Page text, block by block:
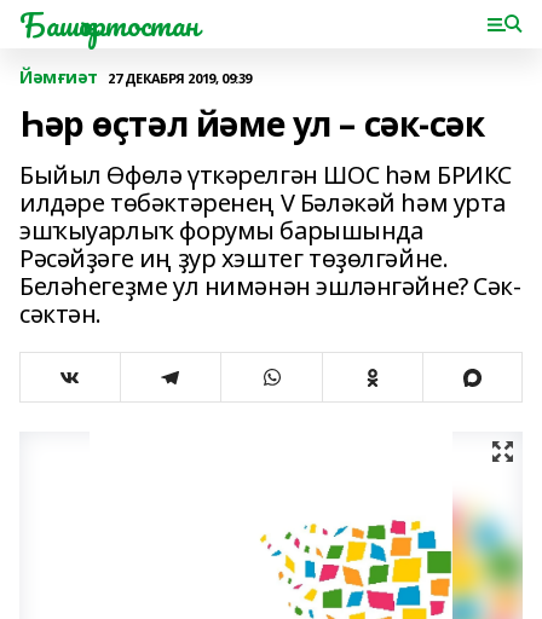
Башҡортостан
Йәмғиәт 27 ДЕКАБРЯ 2019, 09:39
Һәр өҫтәл йәме ул – сәк-сәк
Быйыл Өфөлә үткәрелгән ШОС һәм БРИКС
илдәре төбәктәренең V Бәләкәй һәм урта
эшҡыуарлыҡ форумы барышында
Рәсәйҙәге иң ҙур хэштег төҙөлгәйне.
Беләһегеҙме ул нимәнән эшләнгәйне? Сәк-
сәктән.